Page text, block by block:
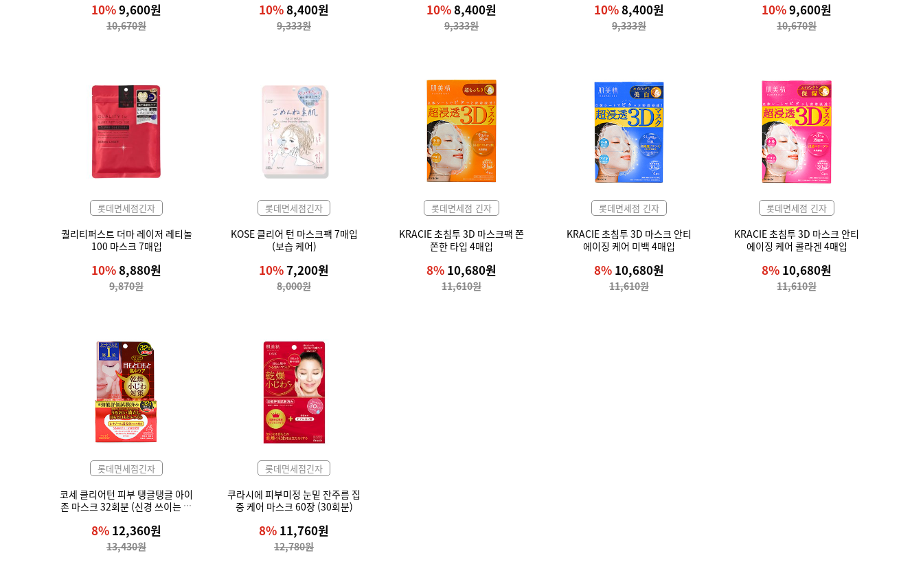
10%9,600원
10,670원
10%8,400원
9,333원
10%8,400원
9,333원
10%8,400원
9,333원
10%9,600원
10,670원
롯데면세점긴자
퀄리티퍼스트 더마 레이저 레티놀
100 마스크 7매입
10%8,880원
9,870원
롯데면세점긴자
KOSE 클리어 턴 마스크팩 7매입
(보습 케어)
10%7,200원
8,000원
롯데면세점 긴자
KRACIE 초침투 3D 마스크팩 쫀
쫀한 타입 4매입
8% 10,680원
11,610원
롯데면세점 긴자
KRACIE 초침투 3D 마스크 안티
에이징 케어 미백 4매입
8% 10,680원
11,610원
롯데면세점 긴자
KRACIE 초침투 3D 마스크 안티
에이징 케어 콜라겐 4매입
8% 10,680원
11,610원
롯데면세점긴자
코세 클리어턴 피부 탱글탱글 아이
존 마스크 32회분 (신경 쓰이는 눈
8% 12,360원
13,430원
롯데면세점긴자
쿠라시에 피부미정 눈밑 잔주름 집
중 케어 마스크 60장 (30회분)
8% 11,760원
12,780원